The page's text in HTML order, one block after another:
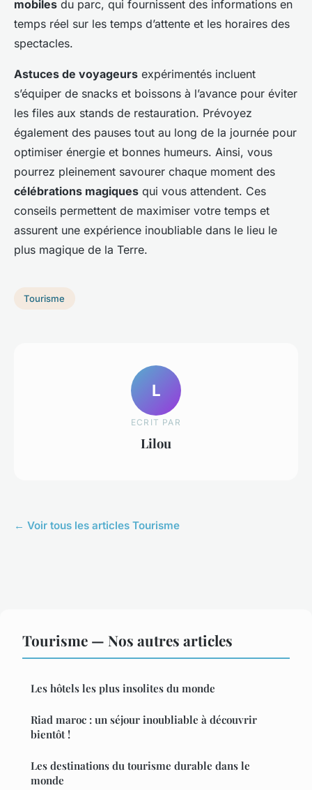
mobiles du parc, qui fournissent des informations en
temps réel sur les temps d’attente et les horaires des
spectacles.
Astuces de voyageurs expérimentés incluent
s’équiper de snacks et boissons à l’avance pour éviter
les files aux stands de restauration. Prévoyez
également des pauses tout au long de la journée pour
optimiser énergie et bonnes humeurs. Ainsi, vous
pourrez pleinement savourer chaque moment des
célébrations magiques qui vous attendent. Ces
conseils permettent de maximiser votre temps et
assurent une expérience inoubliable dans le lieu le
plus magique de la Terre.
Tourisme
L
ECRIT PAR
Lilou
← Voir tous les articles Tourisme
Tourisme — Nos autres articles
Les hôtels les plus insolites du monde
Riad maroc : un séjour inoubliable à découvrir
bientôt !
Les destinations du tourisme durable dans le
monde